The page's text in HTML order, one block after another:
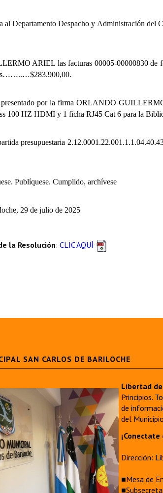
al Departamento Despacho y Administración del
ARIEL las facturas 00005-00000830 de
por la firmaORLANDO
100 HZ HDMI y 1 ficha RJ45 Cat 6 para la
presupuestaria
Publíquese. Cumplido, archívese
29 de julio de 2025
la Resolución: CLIC AQUÍ
SAN CARLOS DE BARILOCHE
Libertad
Principios.
de
del
¡Conectate
Dirección:
■Mesa de